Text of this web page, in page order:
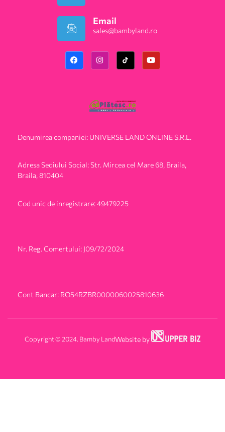
Email
sales@bambyland.ro​
Denumirea companiei: UNIVERSE LAND ONLINE S.R.L.
Adresa Sediului Social: Str. Mircea cel Mare 68, Braila,
Braila, 810404
Cod unic de inregistrare: 49479225
Nr. Reg. Comertului: J09/72/2024
Cont Bancar: RO54RZBR0000060025810636
Copyright © 2024. Bamby LandWebsite by